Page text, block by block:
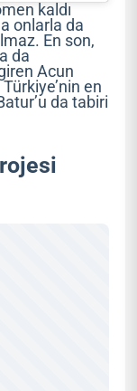
kaldı
onlarla da
En son,
da
Acun
Türkiye’nin en
da tabiri